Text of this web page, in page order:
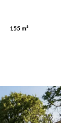
155 m²